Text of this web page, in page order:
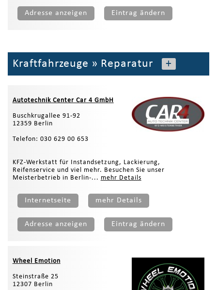
Adresse anzeigen Eintrag ändern
Kraftfahrzeuge » Reparatur +
Autotechnik Center Car 4 GmbH
Buschkrugallee 91-92
12359 Berlin
Telefon: 030 629 00 653
KFZ-Werkstatt für Instandsetzung, Lackierung,
Reifenservice und viel mehr. Besuchen Sie unser
Meisterbetrieb in Berlin-... mehr Details
Internetseite mehr Details
Adresse anzeigen Eintrag ändern
Wheel Emotion
Steinstraße 25
12307 Berlin